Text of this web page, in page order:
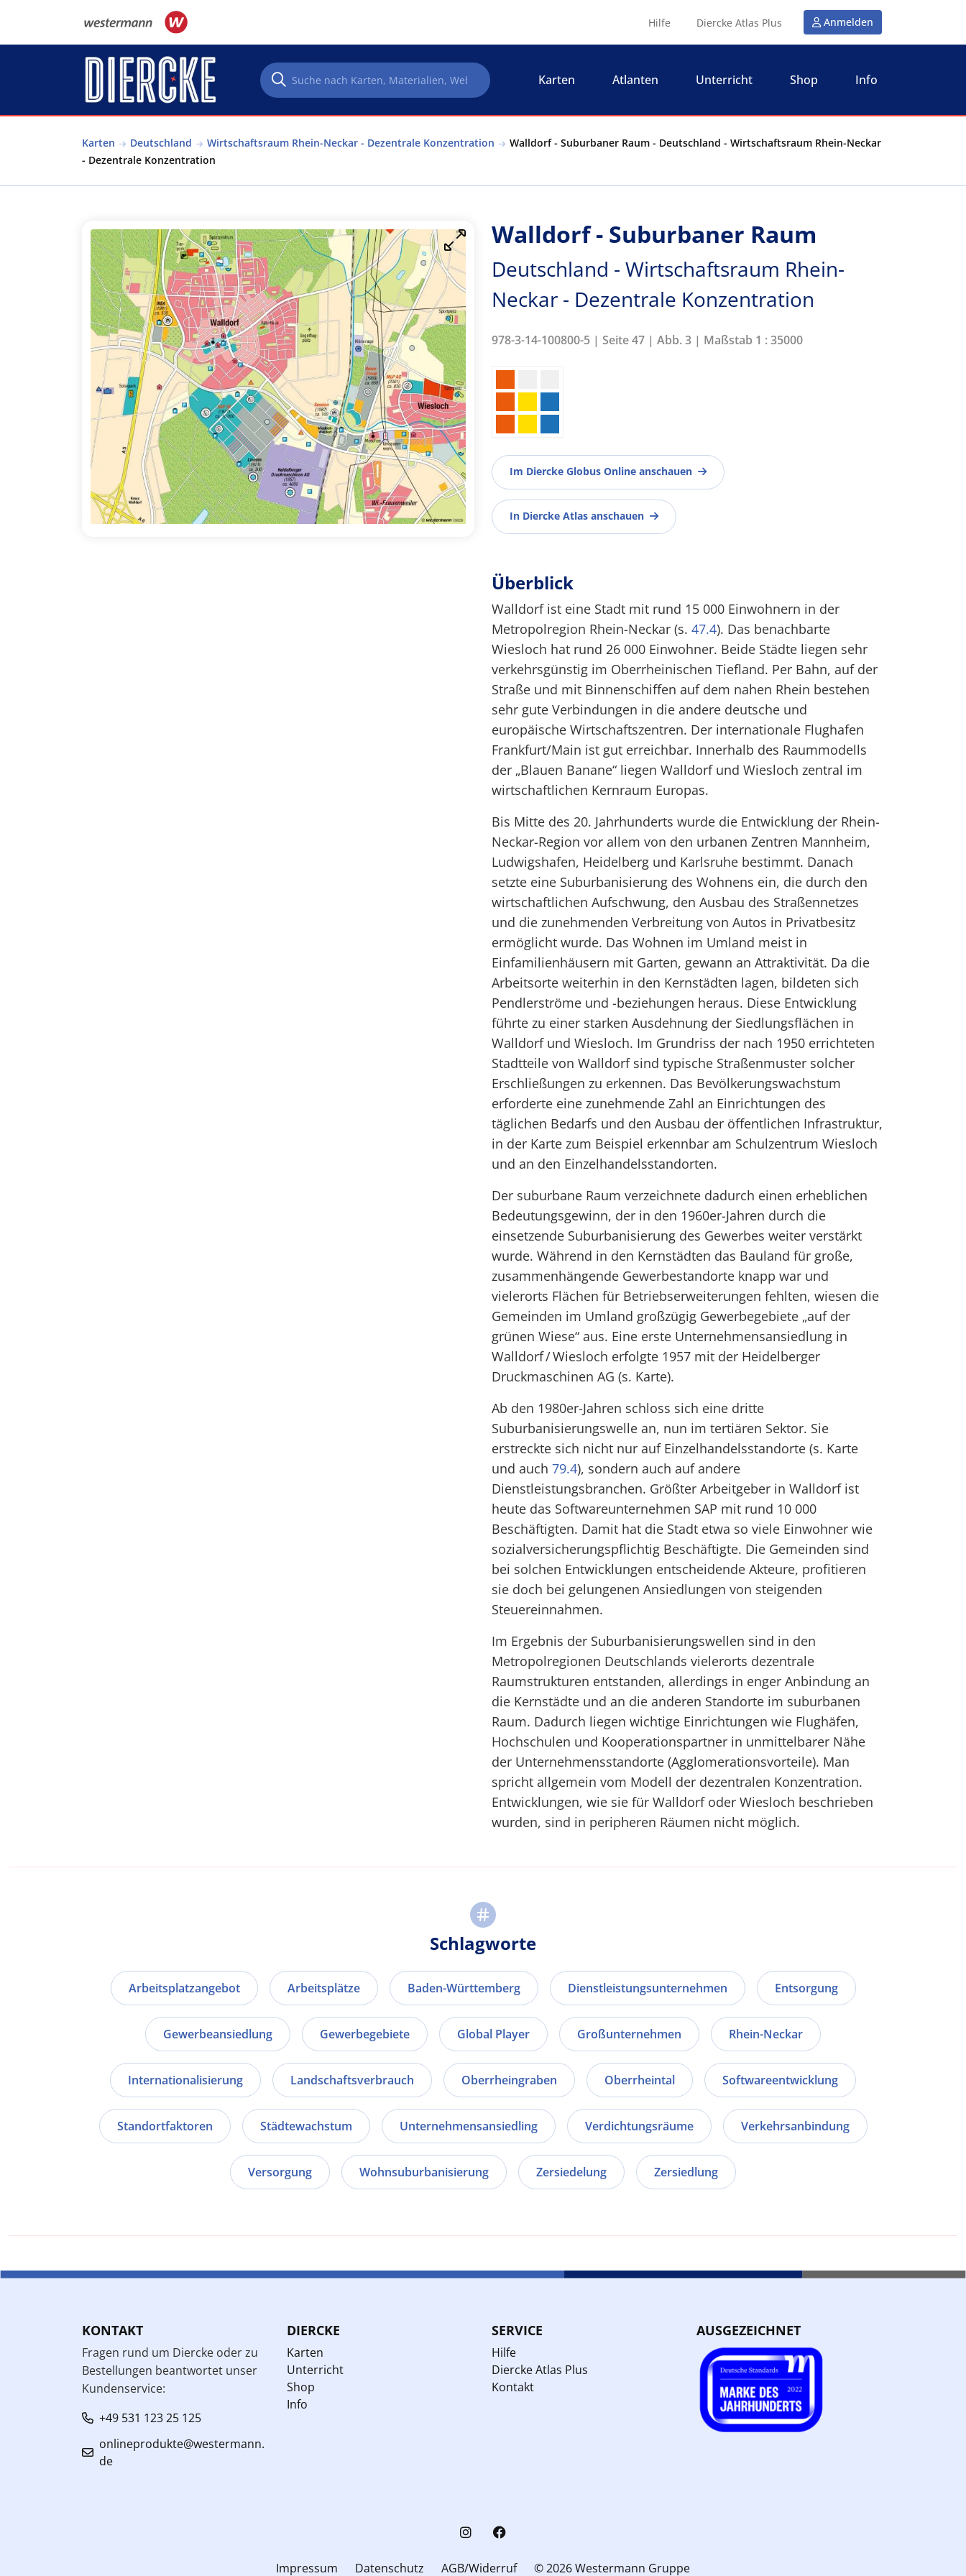
Hilfe Diercke Atlas Plus Anmelden
Karten Atlanten Unterricht Shop Info
Karten Deutschland Wirtschaftsraum Rhein-Neckar - Dezentrale Konzentration
Walldorf - Suburbaner Raum - Deutschland - Wirtschaftsraum Rhein-Neckar
- Dezentrale Konzentration
Walldorf - Suburbaner Raum
Deutschland - Wirtschaftsraum Rhein-
Neckar - Dezentrale Konzentration
978-3-14-100800-5 | Seite 47 | Abb. 3 | Maßstab 1 : 35000
Im Diercke Globus Online anschauen
In Diercke Atlas anschauen
Überblick
Walldorf ist eine Stadt mit rund 15 000 Einwohnern in der
Metropolregion Rhein-Neckar (s. 47.4). Das benachbarte
Wiesloch hat rund 26 000 Einwohner. Beide Städte liegen sehr
verkehrsgünstig im Oberrheinischen Tiefland. Per Bahn, auf der
Straße und mit Binnenschiffen auf dem nahen Rhein bestehen
sehr gute Verbindungen in die andere deutsche und
europäische Wirtschaftszentren. Der internationale Flughafen
Frankfurt/Main ist gut erreichbar. Innerhalb des Raummodells
der „Blauen Banane“ liegen Walldorf und Wiesloch zentral im
wirtschaftlichen Kernraum Europas.
Bis Mitte des 20. Jahrhunderts wurde die Entwicklung der Rhein-
Neckar-Region vor allem von den urbanen Zentren Mannheim,
Ludwigshafen, Heidelberg und Karlsruhe bestimmt. Danach
setzte eine Suburbanisierung des Wohnens ein, die durch den
wirtschaftlichen Aufschwung, den Ausbau des Straßennetzes
und die zunehmenden Verbreitung von Autos in Privatbesitz
ermöglicht wurde. Das Wohnen im Umland meist in
Einfamilienhäusern mit Garten, gewann an Attraktivität. Da die
Arbeitsorte weiterhin in den Kernstädten lagen, bildeten sich
Pendlerströme und -beziehungen heraus. Diese Entwicklung
führte zu einer starken Ausdehnung der Siedlungsflächen in
Walldorf und Wiesloch. Im Grundriss der nach 1950 errichteten
Stadtteile von Walldorf sind typische Straßenmuster solcher
Erschließungen zu erkennen. Das Bevölkerungswachstum
erforderte eine zunehmende Zahl an Einrichtungen des
täglichen Bedarfs und den Ausbau der öffentlichen Infrastruktur,
in der Karte zum Beispiel erkennbar am Schulzentrum Wiesloch
und an den Einzelhandelsstandorten.
Der suburbane Raum verzeichnete dadurch einen erheblichen
Bedeutungsgewinn, der in den 1960er-Jahren durch die
einsetzende Suburbanisierung des Gewerbes weiter verstärkt
wurde. Während in den Kernstädten das Bauland für große,
zusammenhängende Gewerbestandorte knapp war und
vielerorts Flächen für Betriebserweiterungen fehlten, wiesen die
Gemeinden im Umland großzügig Gewerbegebiete „auf der
grünen Wiese“ aus. Eine erste Unternehmensansiedlung in
Walldorf / Wiesloch erfolgte 1957 mit der Heidelberger
Druckmaschinen AG (s. Karte).
Ab den 1980er-Jahren schloss sich eine dritte
Suburbanisierungswelle an, nun im tertiären Sektor. Sie
erstreckte sich nicht nur auf Einzelhandelsstandorte (s. Karte
und auch 79.4), sondern auch auf andere
Dienstleistungsbranchen. Größter Arbeitgeber in Walldorf ist
heute das Softwareunternehmen SAP mit rund 10 000
Beschäftigten. Damit hat die Stadt etwa so viele Einwohner wie
sozialversicherungspflichtig Beschäftigte. Die Gemeinden sind
bei solchen Entwicklungen entscheidende Akteure, profitieren
sie doch bei gelungenen Ansiedlungen von steigenden
Steuereinnahmen.
Im Ergebnis der Suburbanisierungswellen sind in den
Metropolregionen Deutschlands vielerorts dezentrale
Raumstrukturen entstanden, allerdings in enger Anbindung an
die Kernstädte und an die anderen Standorte im suburbanen
Raum. Dadurch liegen wichtige Einrichtungen wie Flughäfen,
Hochschulen und Kooperationspartner in unmittelbarer Nähe
der Unternehmensstandorte (Agglomerationsvorteile). Man
spricht allgemein vom Modell der dezentralen Konzentration.
Entwicklungen, wie sie für Walldorf oder Wiesloch beschrieben
wurden, sind in peripheren Räumen nicht möglich.
Schlagworte
Arbeitsplatzangebot Arbeitsplätze Baden-Württemberg Dienstleistungsunternehmen Entsorgung
Gewerbeansiedlung Gewerbegebiete Global Player Großunternehmen Rhein-Neckar
Internationalisierung Landschaftsverbrauch Oberrheingraben Oberrheintal Softwareentwicklung
Standortfaktoren Städtewachstum Unternehmensansiedling Verdichtungsräume Verkehrsanbindung
Versorgung Wohnsuburbanisierung Zersiedelung Zersiedlung
KONTAKT
Fragen rund um Diercke oder zu
Bestellungen beantwortet unser
Kundenservice:
+49 531 123 25 125
onlineprodukte@westermann.
de
DIERCKE
Karten
Unterricht
Shop
Info
SERVICE
Hilfe
Diercke Atlas Plus
Kontakt
AUSGEZEICHNET
Impressum Datenschutz AGB/Widerruf © 2026 Westermann Gruppe